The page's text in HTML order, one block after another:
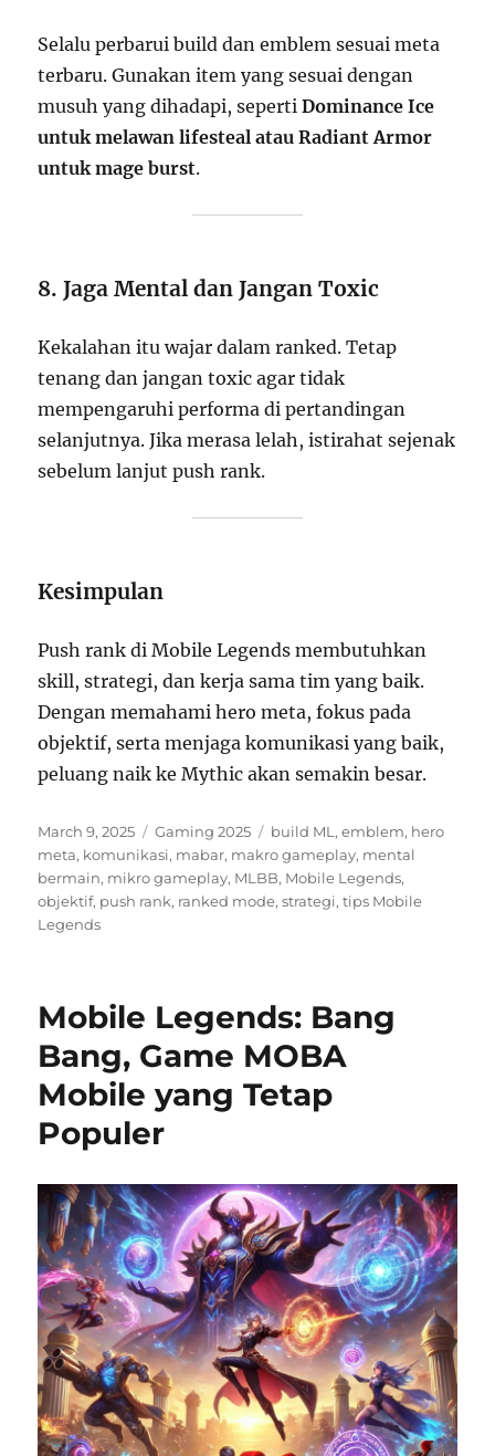
Selalu perbarui build dan emblem sesuai meta
terbaru. Gunakan item yang sesuai dengan
musuh yang dihadapi, sepertiDominance Ice
untuk melawan lifesteal atau Radiant Armor
untuk mage burst.
8. Jaga Mental dan Jangan Toxic
Kekalahan itu wajar dalam ranked. Tetap
tenang dan jangan toxic agar tidak
mempengaruhi performa di pertandingan
selanjutnya. Jika merasa lelah, istirahat sejenak
sebelum lanjut push rank.
Kesimpulan
Push rank di Mobile Legends membutuhkan
skill, strategi, dan kerja sama tim yang baik.
Dengan memahami hero meta, fokus pada
objektif, serta menjaga komunikasi yang baik,
peluang naik ke Mythic akan semakin besar.
Posted
on
March 9, 2025 Categories
Gaming 2025 Tags
build ML ,emblem, hero
meta, komunikasi, mabar, makro gameplay, mental
bermain, mikro gameplay, MLBB, Mobile Legends,
objektif, push rank, ranked mode,strategi,tips Mobile
Legends
Mobile Legends: Bang
Bang, Game MOBA
Mobile yang Tetap
Populer